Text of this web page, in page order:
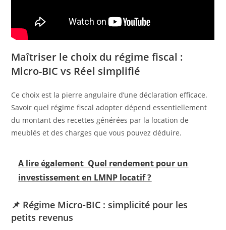
Maîtriser le choix du régime fiscal :
Micro-BIC vs Réel simplifié
Ce choix est la pierre angulaire d’une déclaration efficace.
Savoir quel régime fiscal adopter dépend essentiellement
du montant des recettes générées par la location de
meublés et des charges que vous pouvez déduire.
A lire également Quel rendement pour un
investissement en LMNP locatif ?
📌 Régime Micro-BIC : simplicité pour les
petits revenus